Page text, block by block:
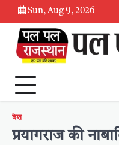
Skip
to
content
Sun, Aug 9, 2026
देश
प्रयागराज की